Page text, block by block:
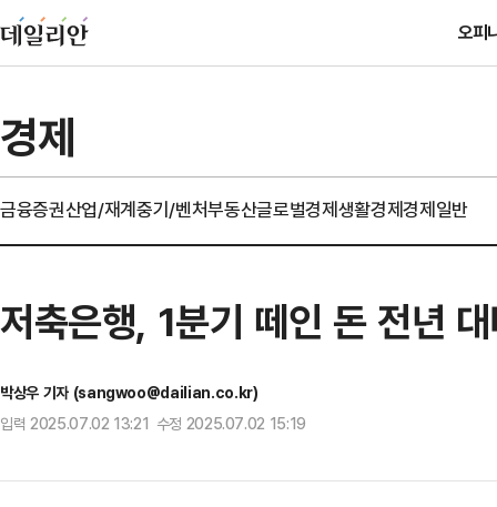
오피
경제
금융증권산업/재계중기/벤처부동산글로벌경제생활경제경제일반
저축은행, 1분기 떼인 돈 전년
박상우 기자 (sangwoo@dailian.co.kr)
입력 2025.07.02 13:21 수정 2025.07.02 15:19